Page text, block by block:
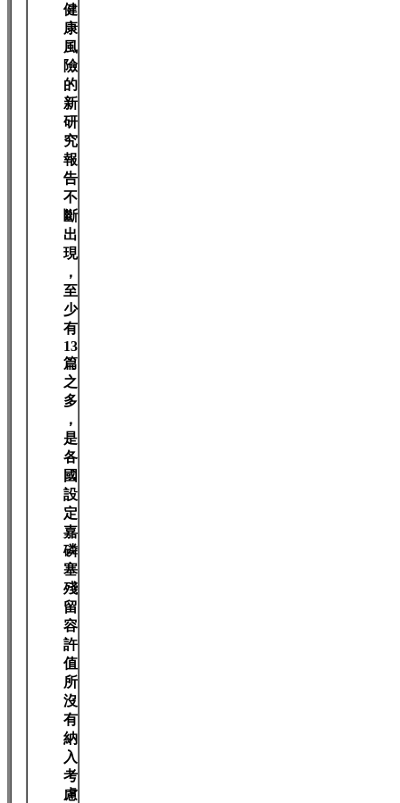
健
康
風
險
的
新
研
究
報
告
不
斷
出
現
，
至
少
有
13
篇
之
多
，
是
各
國
設
定
嘉
磷
塞
殘
留
容
許
值
所
沒
有
納
入
考
慮